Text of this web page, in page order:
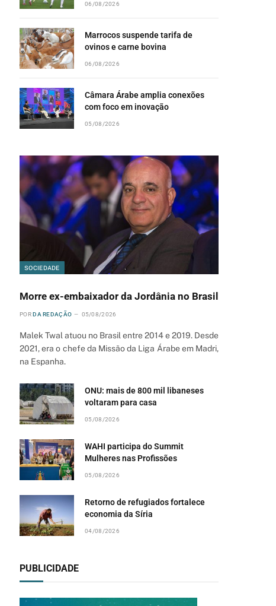
06/08/2026
Marrocos suspende tarifa de
ovinos e carne bovina
06/08/2026
Câmara Árabe amplia conexões
com foco em inovação
05/08/2026
SOCIEDADE
Morre ex-embaixador da Jordânia no Brasil
POR DA REDAÇÃO 05/08/2026
Malek Twal atuou no Brasil entre 2014 e 2019. Desde
2021, era o chefe da Missão da Liga Árabe em Madri,
na Espanha.
ONU: mais de 800 mil libaneses
voltaram para casa
05/08/2026
WAHI participa do Summit
Mulheres nas Profissões
05/08/2026
Retorno de refugiados fortalece
economia da Síria
04/08/2026
PUBLICIDADE